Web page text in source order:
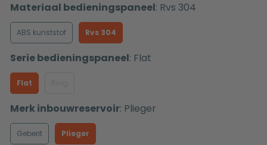
Materiaal bedieningspaneel: Rvs 304
ABS kunststof Rvs 304
Serie bedieningspaneel: Flat
Flat
Merk inbouwreservoir: Plieger
Geberit Plieger